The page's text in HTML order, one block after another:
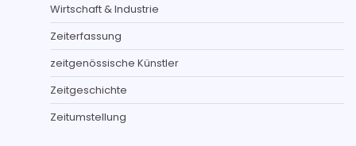
Wirtschaft & Industrie
Zeiterfassung
zeitgenössische Künstler
Zeitgeschichte
Zeitumstellung